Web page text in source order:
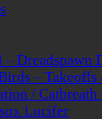
– Dreadspawn
–
/
Lucifer